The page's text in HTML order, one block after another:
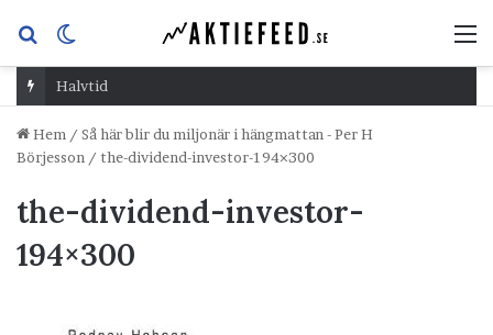
Sök
efterskin
Halvtid
Hem / Så här blir du miljonär i hängmattan - Per H
Börjesson / the-dividend-investor-194×300
the-dividend-investor-
194×300